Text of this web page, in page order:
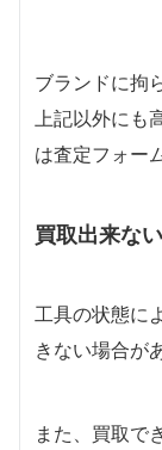
ブランドに拘
上記以外にも
は査定フォー
買取出来な
工具の状態に
きない場合が
また、買取で